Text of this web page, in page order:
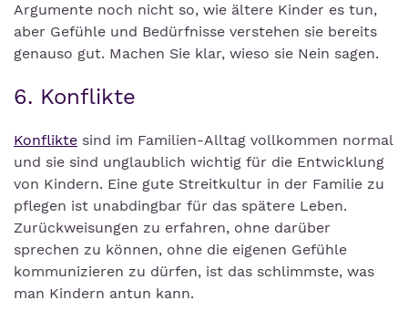
Argumente noch nicht so, wie ältere Kinder es tun,
aber Gefühle und Bedürfnisse verstehen sie bereits
genauso gut. Machen Sie klar, wieso sie Nein sagen.
6. Konflikte
Konflikte sind im Familien-Alltag vollkommen normal
und sie sind unglaublich wichtig für die Entwicklung
von Kindern. Eine gute Streitkultur in der Familie zu
pflegen ist unabdingbar für das spätere Leben.
Zurückweisungen zu erfahren, ohne darüber
sprechen zu können, ohne die eigenen Gefühle
kommunizieren zu dürfen, ist das schlimmste, was
man Kindern antun kann.